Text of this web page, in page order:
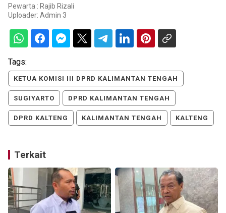
Pewarta : Rajib Rizali
Uploader: Admin 3
Tags:
KETUA KOMISI III DPRD KALIMANTAN TENGAH
SUGIYARTO DPRD KALIMANTAN TENGAH
DPRD KALTENG KALIMANTAN TENGAH KALTENG
Terkait